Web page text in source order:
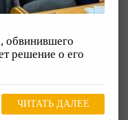
обвинившего
решение о его
ЧИТАТЬ ДАЛЕЕ